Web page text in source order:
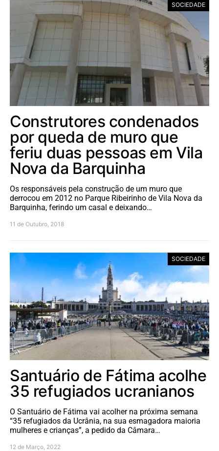
SOCIEDADE
Construtores condenados
por queda de muro que
feriu duas pessoas em Vila
Nova da Barquinha
Os responsáveis pela construção de um muro que
derrocou em 2012 no Parque Ribeirinho de Vila Nova da
Barquinha, ferindo um casal e deixando…
11 de Outubro, 2018
SOCIEDADE
Santuário de Fátima acolhe
35 refugiados ucranianos
O Santuário de Fátima vai acolher na próxima semana
“35 refugiados da Ucrânia, na sua esmagadora maioria
mulheres e crianças”, a pedido da Câmara…
12 de Março, 2022